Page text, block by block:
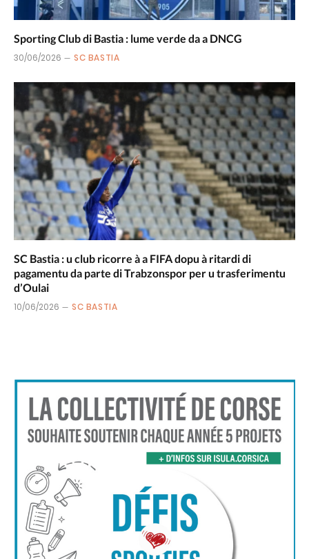
Sporting Club di Bastia : lume verde da a DNCG
30/06/2026 SC BASTIA
SC Bastia : u club ricorre à a FIFA dopu à ritardi di
pagamentu da parte di Trabzonspor per u trasferimentu
d’Oulai
10/06/2026 SC BASTIA